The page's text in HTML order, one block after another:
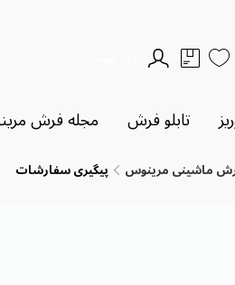
تابلو فرش مجله فرش
ماشینی مرینوس پیگیری سفارشات